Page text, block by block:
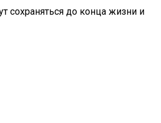
сохраняться до конца жизни и